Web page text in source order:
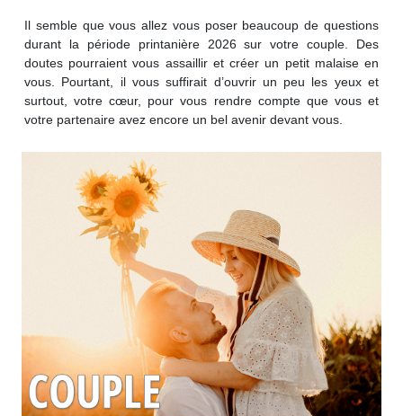
Il semble que vous allez vous poser beaucoup de questions
durant la période printanière 2026 sur votre couple. Des
doutes pourraient vous assaillir et créer un petit malaise en
vous. Pourtant, il vous suffirait d’ouvrir un peu les yeux et
surtout, votre cœur, pour vous rendre compte que vous et
votre partenaire avez encore un bel avenir devant vous.